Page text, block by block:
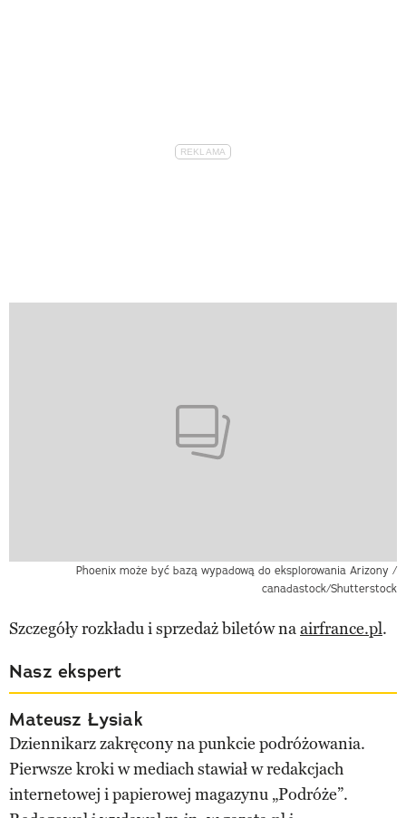
Phoenix może być bazą wypadową do eksplorowania Arizony /
canadastock/Shutterstock
Szczegóły rozkładu i sprzedaż biletów naairfrance.pl.
Nasz ekspert
Mateusz Łysiak
Dziennikarz zakręcony na punkcie podróżowania.
Pierwsze kroki w mediach stawiał w redakcjach
internetowej i papierowej magazynu „Podróże”.